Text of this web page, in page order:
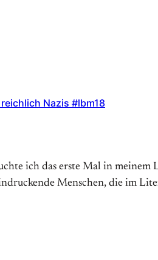
Nazis #lbm18
ich das erste Mal in
Menschen, die im